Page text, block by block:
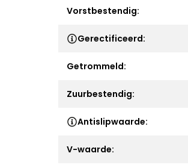
Vorstbestendig:
Gerectificeerd:
Getrommeld:
Zuurbestendig:
Antislipwaarde:
V-waarde: